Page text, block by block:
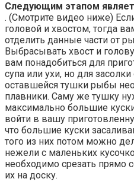
Следующим этапом
. (Смотрите видео ниже)
головой и хвостом, тогда
отделить данные части от
Выбрасывать хвост и
вам понадобиться для
супа или ухи, но для
оставшейся тушки рыбы
плавники. Саму же тушку
максимально большие
войти в вашу
что большие куски
того из них потом можно
нежели с маленьких
необходимо срезать прямо
их на доску.